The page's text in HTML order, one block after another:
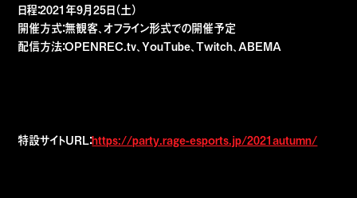
日程：2021年9月25日（土）
開催方式：無観客、オフライン形式での開催予定
配信方法：OPENREC.tv、YouTube、Twitch、ABEMA
特設サイトURL：https://party.rage-esports.jp/2021autumn/